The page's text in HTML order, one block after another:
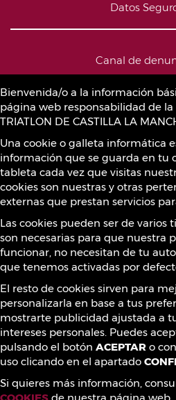
Bienvenida/o a la información
página web responsabilidad de la
TRIATLON DE CASTILLA LA
Una cookie o galleta informática
información que se guarda en tu
tableta cada vez que visitas
cookies son nuestras y otras
externas que prestan servicios
Las cookies pueden ser de varios
son necesarias para que nuestra
funcionar, no necesitan de tu
que tenemos activadas por
El resto de cookies sirven para
personalizarla en base a tus
mostrarte publicidad ajustada a
intereses personales. Puedes
pulsando el botón ACEPTAR o
uso clicando en el apartado
Si quieres más información,
Datos
Canal de
Política de
Sustancias
Contacto